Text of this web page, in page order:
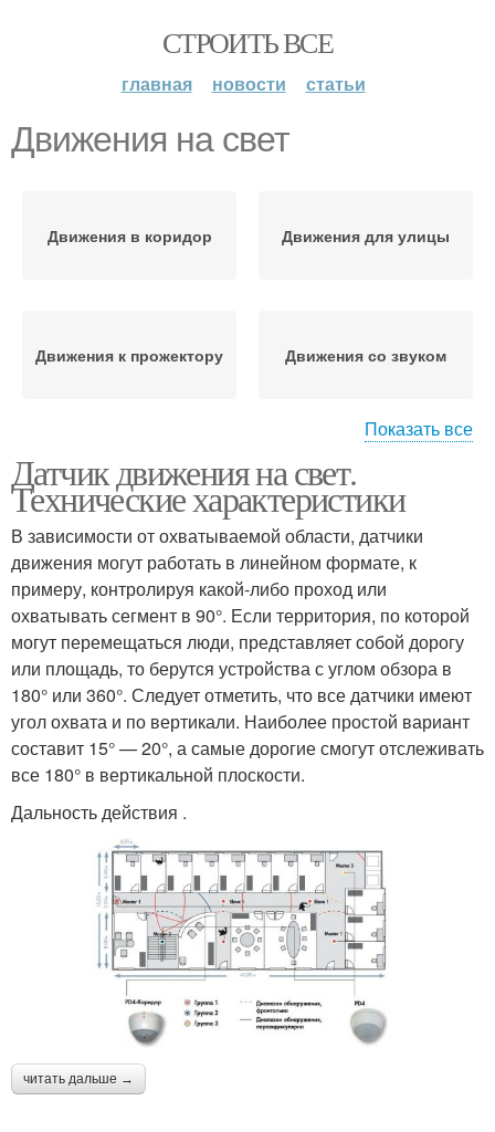
СТРОИТЬ ВСЕ
главная новости статьи
Движения на свет
Движения в коридор Движения для улицы
Движения к прожектору Движения со звуком
сигнализации
Движения с пультами
Движения на
светодиодном
прожекторе
Движения для
включения
Показать все
Датчик движения на свет.
Технические характеристики
В зависимости от охватываемой области, датчики
движения могут работать в линейном формате, к
примеру, контролируя какой-либо проход или
охватывать сегмент в 90°. Если территория, по которой
могут перемещаться люди, представляет собой дорогу
или площадь, то берутся устройства с углом обзора в
180° или 360°. Следует отметить, что все датчики имеют
угол охвата и по вертикали. Наиболее простой вариант
составит 15° — 20°, а самые дорогие смогут отслеживать
все 180° в вертикальной плоскости.
Дальность действия .
читать дальше →